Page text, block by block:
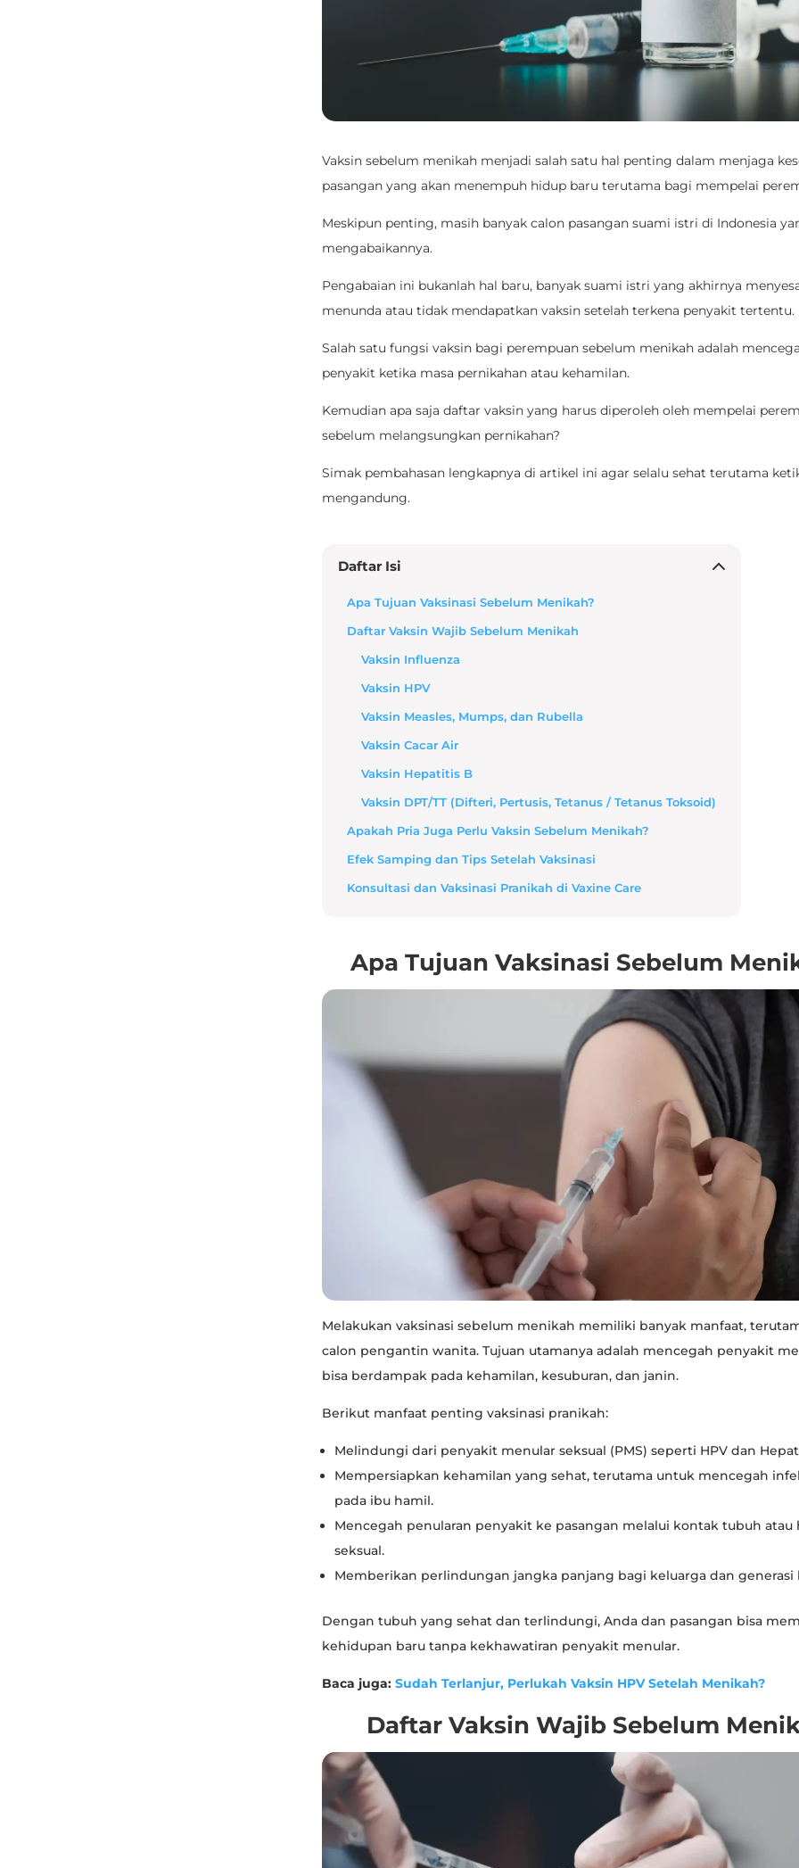
Vaksin sebelum menikah menjadi salah satu hal penting dalam menjaga
pasangan yang akan menempuh hidup baru terutama bagi mempelai
Meskipun penting, masih banyak calon pasangan suami istri di Indonesia
mengabaikannya.
Pengabaian ini bukanlah hal baru, banyak suami istri yang akhirnya
menunda atau tidak mendapatkan vaksin setelah terkena penyakit tertentu.
Salah satufungsivaksin bagi perempuan sebelum menikah adalah
penyakit ketika masa pernikahan atau kehamilan.
Kemudian apa saja daftar vaksin yang harus diperoleh oleh mempelai
sebelum melangsungkan pernikahan?
Simak pembahasan lengkapnya di artikel ini agar selalu sehat terutama
mengandung.
Daftar Isi
Apa Tujuan Vaksinasi Sebelum Menikah?
Daftar Vaksin Wajib Sebelum Menikah
Vaksin Influenza
Vaksin HPV
Vaksin Measles, Mumps, dan Rubella
Vaksin Cacar Air
Vaksin Hepatitis B
Vaksin DPT/TT (Difteri, Pertusis, Tetanus / Tetanus Toksoid)
Apakah Pria Juga Perlu Vaksin Sebelum Menikah?
Efek Samping dan Tips Setelah Vaksinasi
Konsultasi dan Vaksinasi Pranikah di Vaxine Care
Apa Tujuan Vaksinasi Sebelum
Melakukan vaksinasi sebelum menikah memiliki banyak manfaat,
calon pengantin wanita. Tujuan utamanya adalah mencegah penyakit
bisa berdampak pada kehamilan, kesuburan, dan janin.
Berikut manfaat penting vaksinasi pranikah:
Melindungi dari penyakit menular seksual (PMS) seperti HPV dan
Mempersiapkan kehamilan yang sehat, terutama untuk mencegah
pada ibu hamil.
Mencegah penularan penyakit ke pasangan melalui kontak tubuh atau
seksual.
Memberikan perlindungan jangka panjang bagi keluarga dan generasi
Dengan tubuh yang sehat dan terlindungi, Anda dan pasangan bisa
kehidupan baru tanpa kekhawatiran penyakit menular.
Baca juga:Sudah Terlanjur, Perlukah Vaksin HPV Setelah Menikah?
Daftar Vaksin Wajib Sebelum